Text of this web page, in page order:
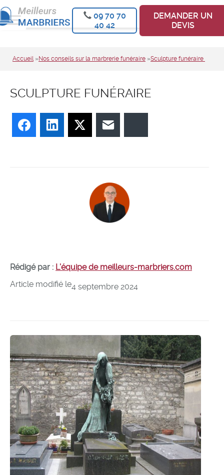
09 70 70
40 42
DEMANDER UN
DEVIS
Accueil»Nos conseils sur la marbrerie funéraire »Sculpture funéraire
SCULPTURE FUNÉRAIRE
FacebookLinkedIn Twitter
Rédigé par : L’équipe de meilleurs-marbriers.com
Article modifié le4 septembre 2024